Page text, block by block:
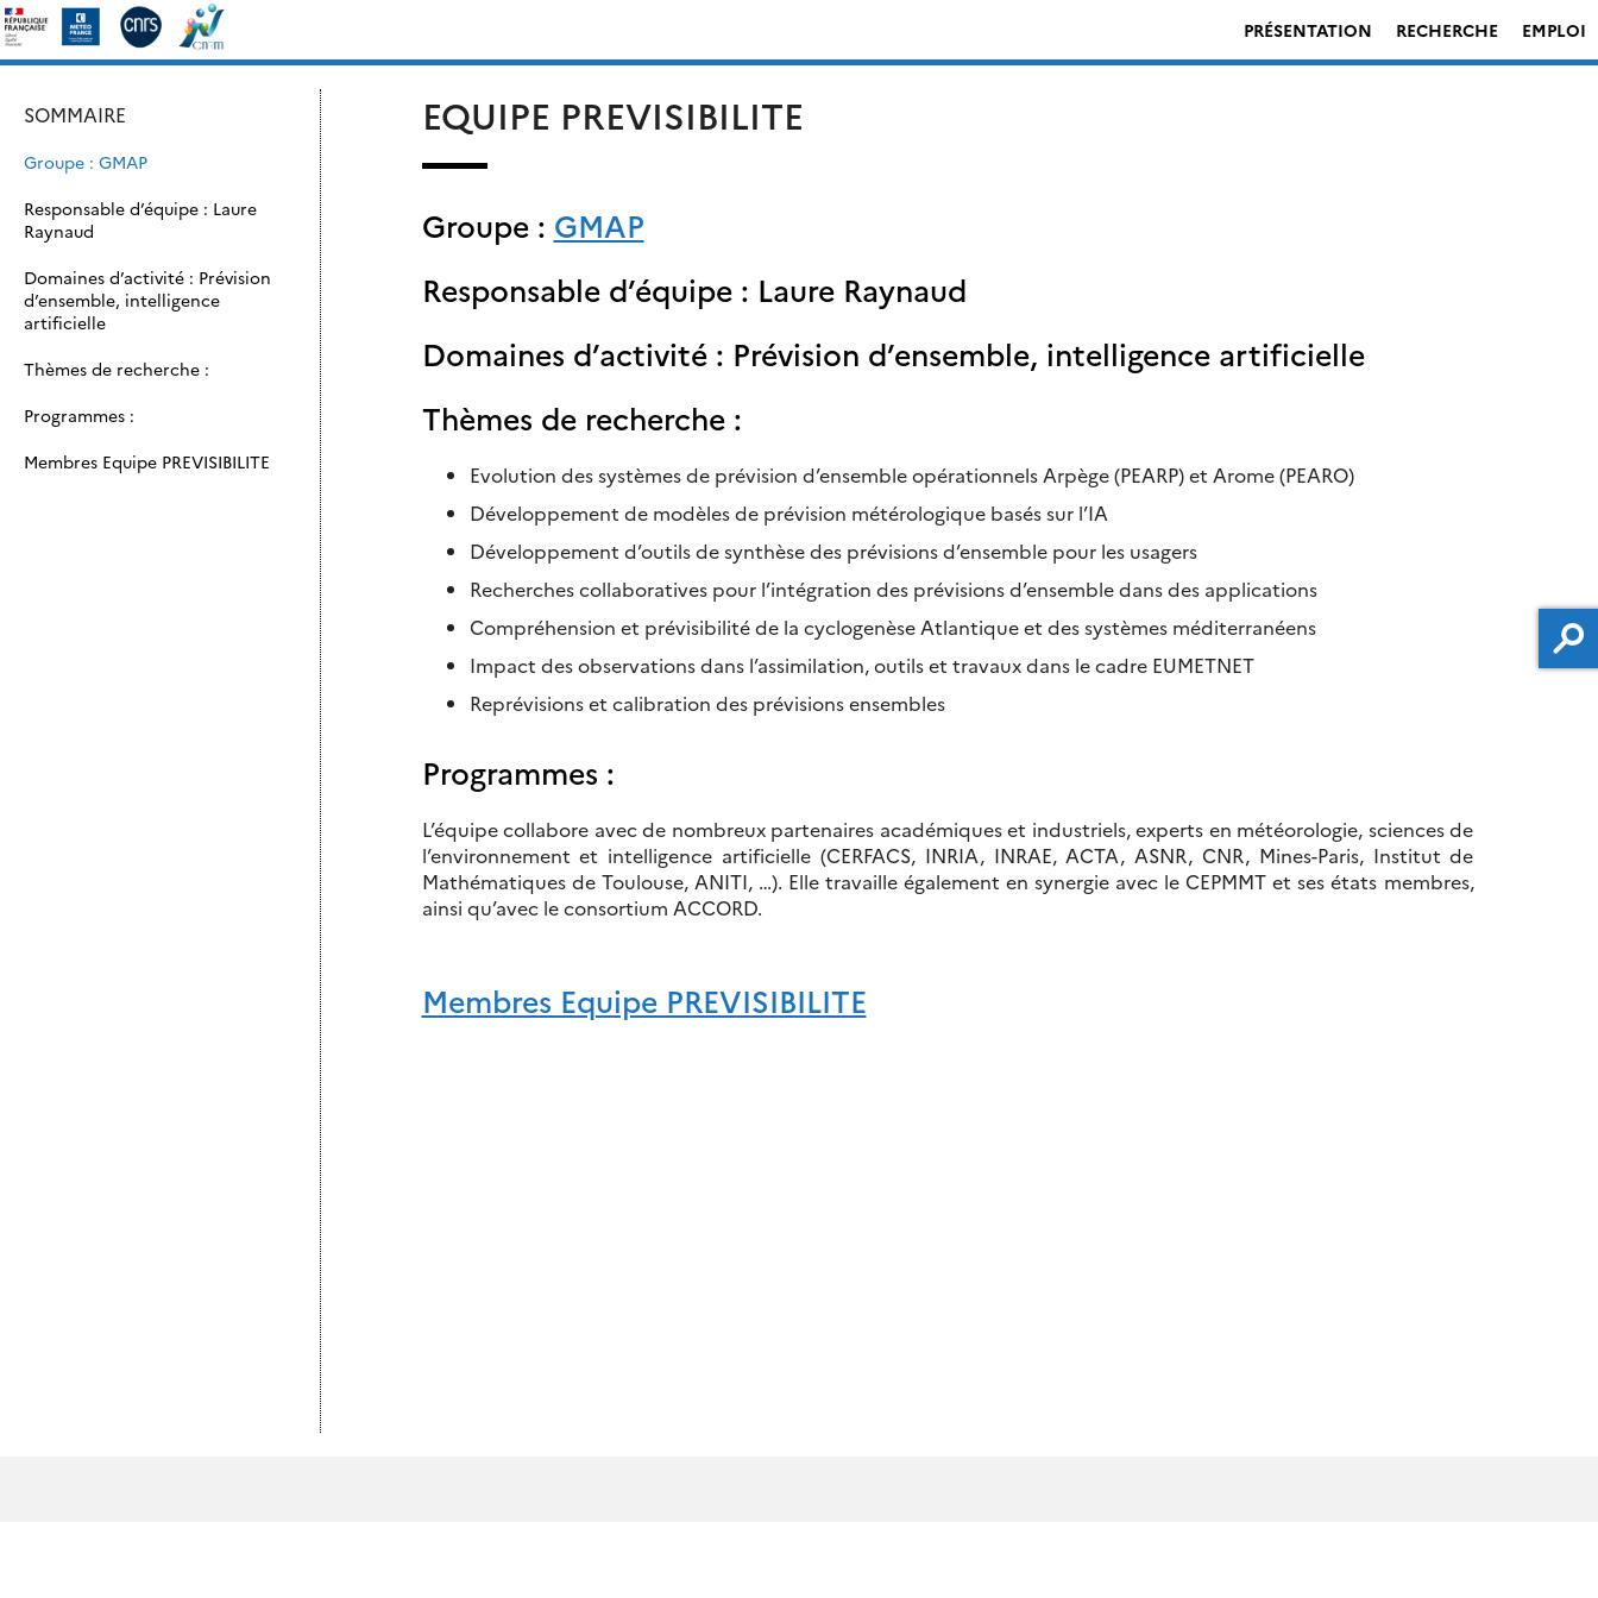
Skip
to
content
PRÉSENTATION RECHERCHE EMPLOI
SOMMAIRE
Groupe : GMAP
Responsable d’équipe : Laure
Raynaud
Domaines d’activité : Prévision
d’ensemble, intelligence
artificielle
Thèmes de recherche :
Programmes :
Membres Equipe PREVISIBILITE
EQUIPE PREVISIBILITE
Groupe : GMAP
Responsable d’équipe : Laure Raynaud
Domaines d’activité : Prévision d’ensemble, intelligence artificielle
Thèmes de recherche :
Evolution des systèmes de prévision d’ensemble opérationnels Arpège (PEARP) et Arome (PEARO)
Développement de modèles de prévision métérologique basés sur l’IA
Développement d’outils de synthèse des prévisions d’ensemble pour les usagers
Recherches collaboratives pour l’intégration des prévisions d’ensemble dans des applications
Compréhension et prévisibilité de la cyclogenèse Atlantique et des systèmes méditerranéens
Impact des observations dans l’assimilation, outils et travaux dans le cadre EUMETNET
Reprévisions et calibration des prévisions ensembles
Programmes :
L’équipe collabore avec de nombreux partenaires académiques et industriels, experts en météorologie, sciences de
l’environnement et intelligence artificielle (CERFACS, INRIA, INRAE, ACTA, ASNR, CNR, Mines-Paris, Institut de
Mathématiques de Toulouse, ANITI, …). Elle travaille également en synergie avec le CEPMMT et ses états membres,
ainsi qu’avec le consortium ACCORD.
Membres Equipe PREVISIBILITE